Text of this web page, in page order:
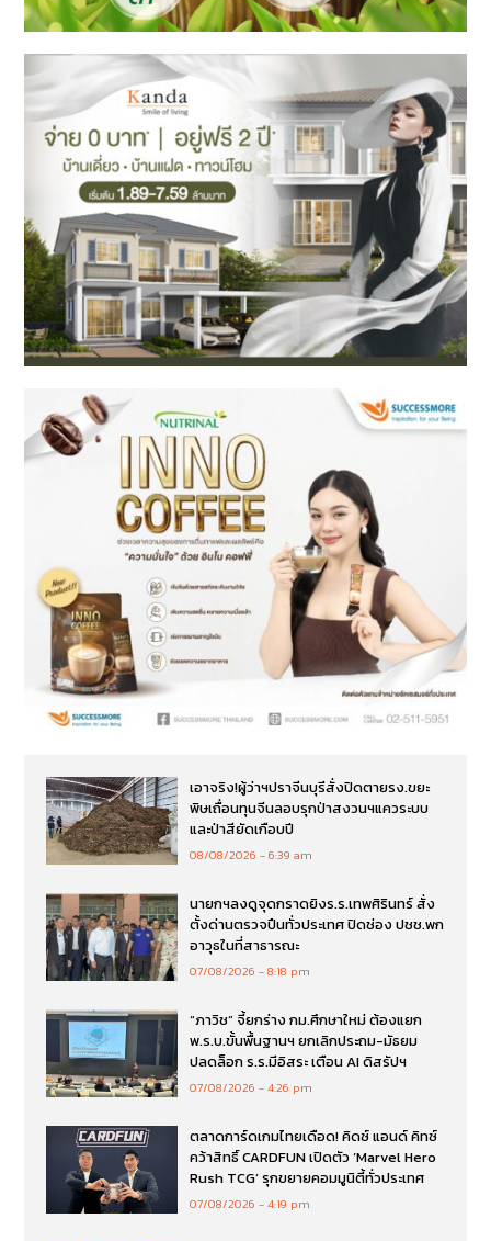
เอาจริง!ผู้ว่าฯปราจีนบุรีสั่งปิดตายรง.ขยะ
พิษเถื่อนทุนจีนลอบรุกป่าสงวนฯแควระบบ
และป่าสียัดเกือบปี
08/08/2026 6:39 am
นายกฯลงดูจุดกราดยิงร.ร.เทพศิรินทร์ สั่ง
ตั้งด่านตรวจปืนทั่วประเทศ ปิดช่อง ปชช.พก
อาวุธในที่สาธารณะ
07/08/2026 8:18 pm
“ภาวิช” จี้ยกร่าง กม.ศึกษาใหม่ ต้องแยก
พ.ร.บ.ขั้นพื้นฐานฯ ยกเลิกประถม-มัธยม
ปลดล็อก ร.ร.มีอิสระ เตือน AI ดิสรัปฯ
07/08/2026 4:26 pm
ตลาดการ์ดเกมไทยเดือด! คิดซ์ แอนด์ คิทซ์
คว้าสิทธิ์ CARDFUN เปิดตัว ‘Marvel Hero
Rush TCG’ รุกขยายคอมมูนิตี้ทั่วประเทศ
07/08/2026 4:19 pm